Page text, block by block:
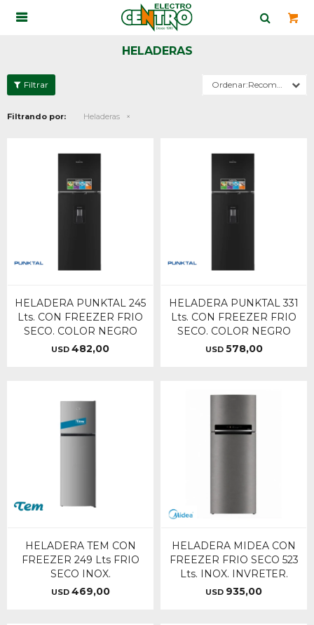

HELADERAS
Recomendados
Filtrando por: Heladeras
HELADERA PUNKTAL 245
Lts. CON FREEZER FRIO
SECO. COLOR NEGRO
USD 482,00
HELADERA PUNKTAL 331
Lts. CON FREEZER FRIO
SECO. COLOR NEGRO
USD 578,00
HELADERA TEM CON
FREEZER 249 Lts FRIO
SECO INOX.
USD 469,00
HELADERA MIDEA CON
FREEZER FRIO SECO 523
Lts. INOX. INVRETER.
USD 935,00